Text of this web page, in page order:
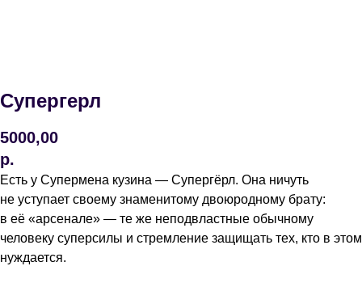
Супергерл
5000,00
р.
Есть у Супермена кузина — Супергёрл. Она ничуть
не уступает своему знаменитому двоюродному брату:
в её «арсенале» — те же неподвластные обычному
человеку суперсилы и стремление защищать тех, кто в этом
нуждается.